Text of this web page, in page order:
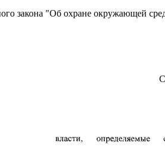
закона "Об охране окружающей